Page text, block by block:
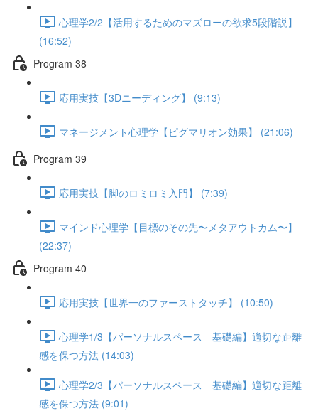
心理学2/2【活用するためのマズローの欲求5段階説】
(16:52)
Program 38
応用実技【3Dニーディング】 (9:13)
マネージメント心理学【ピグマリオン効果】 (21:06)
Program 39
応用実技【脚のロミロミ入門】 (7:39)
マインド心理学【目標のその先〜メタアウトカム〜】
(22:37)
Program 40
応用実技【世界一のファーストタッチ】 (10:50)
心理学1/3【パーソナルスペース 基礎編】適切な距離
感を保つ方法 (14:03)
心理学2/3【パーソナルスペース 基礎編】適切な距離
感を保つ方法 (9:01)